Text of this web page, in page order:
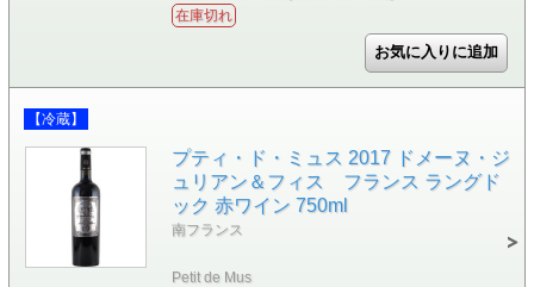
在庫切れ
【冷蔵】
プティ・ド・ミュス 2017 ドメーヌ・ジ
ュリアン＆フィス フランス ラングド
ック 赤ワイン 750ml
南フランス
Petit de Mus